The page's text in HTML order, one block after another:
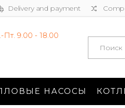
Delivery and payment
Пт. 9.00 - 18.00 Search
НАСОСЫ